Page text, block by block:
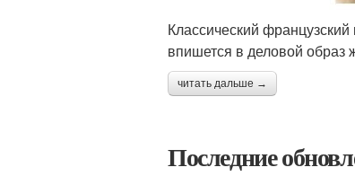
Классический
впишется в деловой образ
читать дальше →
Последние